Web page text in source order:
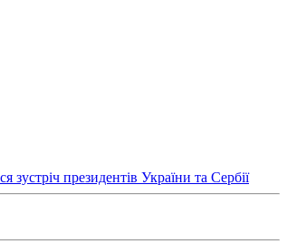
зустріч президентів України та Сербії